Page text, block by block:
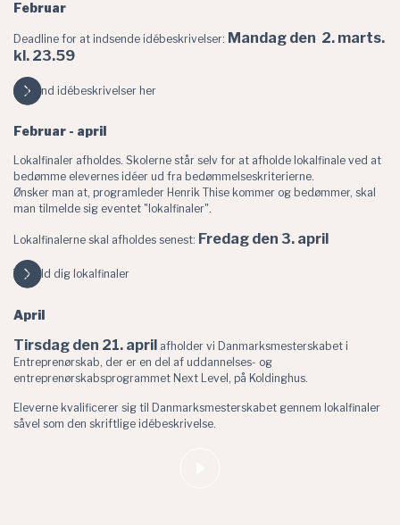
Februar
Deadline for at indsende idébeskrivelser: Mandag den 2. marts.
kl. 23.59
Indsend idébeskrivelser her
Februar - april
Lokalfinaler afholdes. Skolerne står selv for at afholde lokalfinale ved at
bedømme elevernes idéer ud fra bedømmelseskriterierne.
Ønsker man at, programleder Henrik Thise kommer og bedømmer, skal
man tilmelde sig eventet "lokalfinaler".
Lokalfinalerne skal afholdes senest: Fredag den 3. april
Tilmeld dig lokalfinaler
April
Tirsdag den 21. april afholder vi Danmarksmesterskabet i
Entreprenørskab, der er en del af uddannelses- og
entreprenørskabsprogrammet Next Level, på Koldinghus.
Eleverne kvalificerer sig til Danmarksmesterskabet gennem lokalfinaler
såvel som den skriftlige idébeskrivelse.